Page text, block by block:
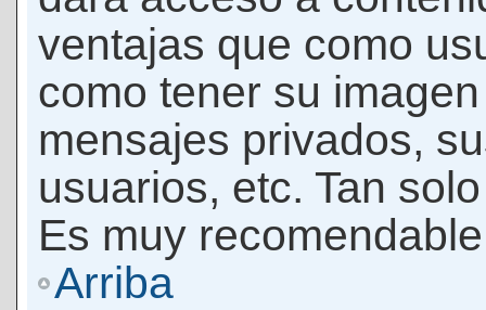
ventajas que como
como tener su
mensajes privados,
usuarios, etc. Tan
Es muy
Arriba